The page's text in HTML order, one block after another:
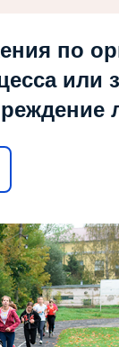
по
или